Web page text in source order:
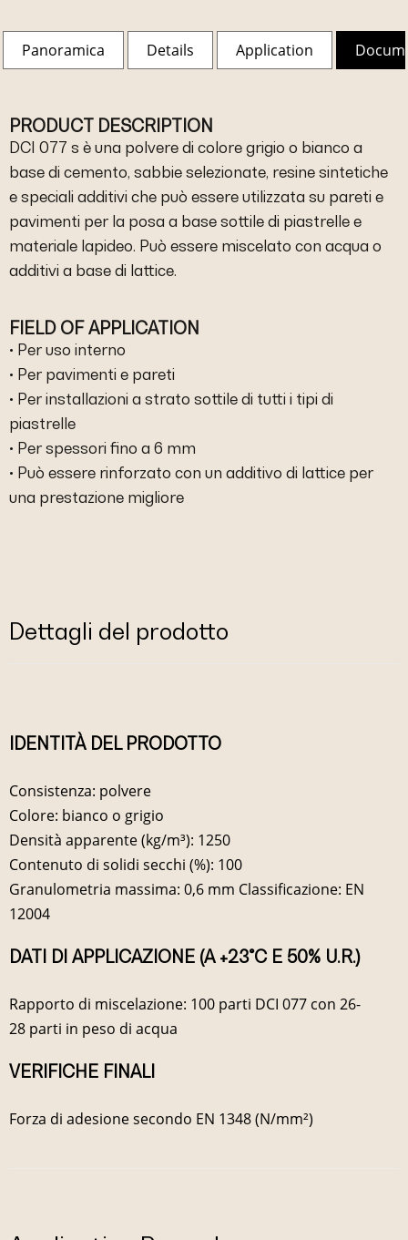
Panoramica Details Application
PRODUCT DESCRIPTION
DCI 077 s è una polvere di colore grigio o bianco a
base di cemento, sabbie selezionate, resine sintetiche
e speciali additivi che può essere utilizzata su pareti e
pavimenti per la posa a base sottile di piastrelle e
materiale lapideo. Può essere miscelato con acqua o
additivi a base di lattice.
FIELD OF APPLICATION
• Per uso interno
• Per pavimenti e pareti
• Per installazioni a strato sottile di tutti i tipi di
piastrelle
• Per spessori fino a 6 mm
• Può essere rinforzato con un additivo di lattice per
una prestazione migliore
Dettagli del prodotto
IDENTITÀ DEL PRODOTTO
Consistenza: polvere
Colore: bianco o grigio
Densità apparente (kg/m³): 1250
Contenuto di solidi secchi (%): 100
Granulometria massima: 0,6 mm Classificazione: EN
12004
DATI DI APPLICAZIONE (A +23°C E 50% U.R.)
Rapporto di miscelazione: 100 parti DCI 077 con 26-
28 parti in peso di acqua
VERIFICHE FINALI
Forza di adesione secondo EN 1348 (N/mm²)